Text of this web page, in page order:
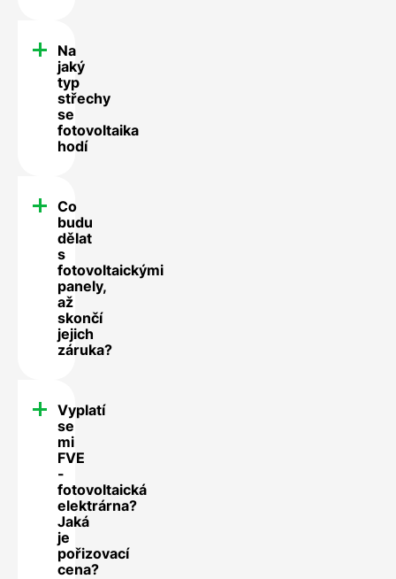
Na
jaký
typ
střechy
se
fotovoltaika
hodí
Co
budu
dělat
s
fotovoltaickými
panely,
až
skončí
jejich
záruka?
Vyplatí
se
mi
FVE
-
fotovoltaická
elektrárna?
Jaká
je
pořizovací
cena?